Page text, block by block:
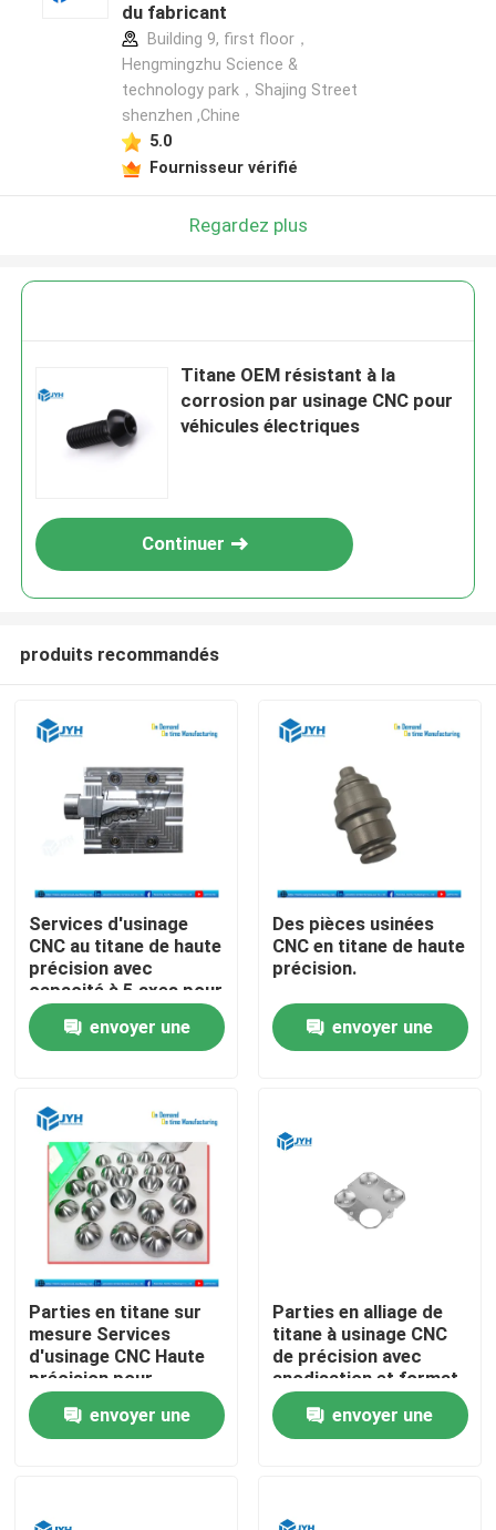
Maison
Services
Exposition de VR
Visite d'usine
Contrôle de qualité
Contactez-nous
Nouvelles
Demandez une citation
du fabricant
Building 9, first floor，
Hengmingzhu Science &
technology park，Shajing Street
shenzhen ,Chine
5.0
Fournisseur vérifié
Regardez plus
Titane OEM résistant à la
corrosion par usinage CNC pour
véhicules électriques
Continuer
produits recommandés
Services d'usinage
CNC au titane de haute
précision avec
capacité à 5 axes pour
pièces résistantes à la
corrosionenvoyer une
Des pièces usinées
CNC en titane de haute
précision.
envoyer une
Parties en titane sur
mesure Services
d'usinage CNC Haute
précision pour
l'industrie automobile
envoyer une
Parties en alliage de
titane à usinage CNC
de précision avec
anodisation et format
de dessin STL
envoyer une